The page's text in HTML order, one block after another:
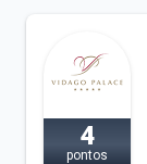
4
pontos